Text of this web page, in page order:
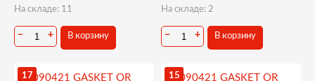
На складе: 11
− + В корзину
На складе: 2
− + В корзину
17 15